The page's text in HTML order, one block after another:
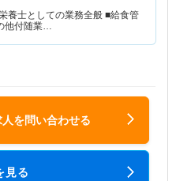
養士としての業務全般 ■給食管
他付随業…
人を問い合わせる
見る